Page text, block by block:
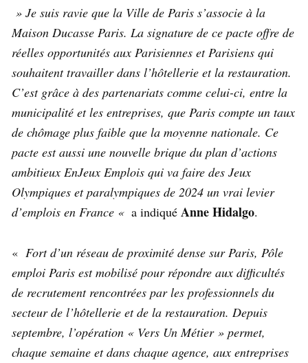
» Je suis ravie que la Ville de Paris s’associe à la
Maison Ducasse Paris. La signature de ce pacte offre de
réelles opportunités aux Parisiennes et Parisiens qui
souhaitent travailler dans l’hôtellerie et la restauration.
C’est grâce à des partenariats comme celui-ci, entre la
municipalité et les entreprises, que Paris compte un taux
de chômage plus faible que la moyenne nationale. Ce
pacte est aussi une nouvelle brique du plan d’actions
ambitieux EnJeux Emplois qui va faire des Jeux
Olympiques et paralympiques de 2024 un vrai levier
d’emplois en France « a indiqué Anne Hidalgo.
« Fort d’un réseau de proximité dense sur Paris, Pôle
emploi Paris est mobilisé pour répondre aux difficultés
de recrutement rencontrées par les professionnels du
secteur de l’hôtellerie et de la restauration. Depuis
septembre, l’opération « Vers Un Métier » permet,
chaque semaine et dans chaque agence, aux entreprises